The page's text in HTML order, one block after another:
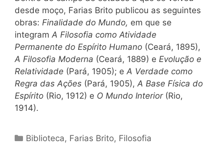
desde moço, Farias Brito publicou as seguintes
obras: Finalidade do Mundo, em que se
integram A Filosofia como Atividade
Permanente do Espírito Humano (Ceará, 1895),
A Filosofia Moderna (Ceará, 1889) e Evolução e
Relatividade (Pará, 1905); e A Verdade como
Regra das Ações (Pará, 1905), A Base Física do
Espírito (Rio, 1912) e O Mundo Interior (Rio,
1914).
Categorias
Biblioteca, Farias Brito, Filosofia